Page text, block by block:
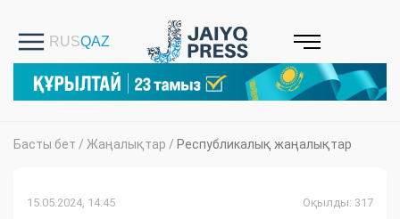
Басты бет / Жаңалықтар / Республикалық жаңалықтар
15.05.2024, 14:45 Оқылды: 317